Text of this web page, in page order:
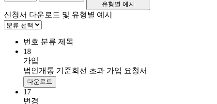
유형별 예시
신청서 다운로드 및 유형별 예시
번호 분류 제목
18
가입
법인개통 기준회선 초과 가입 요청서
다운로드
17
변경